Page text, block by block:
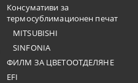
Консумативи за
термосублимационен печат
MITSUBISHI
SINFONIA
ФИЛМ ЗА ЦВЕТООТДЕЛЯНЕ
EFI